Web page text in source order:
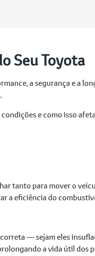
Seu Toyota
a segurança e a
e como isso
tanto para mover o
a eficiência do
— sejam eles
a vida útil dos